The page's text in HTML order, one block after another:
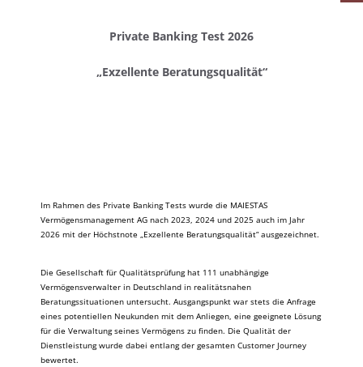
Private Banking Test 2026
„Exzellente Beratungsqualität“
Im Rahmen des Private Banking Tests wurde die MAIESTAS
Vermögensmanagement AG nach 2023, 2024 und 2025 auch im Jahr
2026 mit der Höchstnote „Exzellente Beratungsqualität“ ausgezeichnet.
Die Gesellschaft für Qualitätsprüfung hat 111 unabhängige
Vermögensverwalter in Deutschland in realitätsnahen
Beratungssituationen untersucht. Ausgangspunkt war stets die Anfrage
eines potentiellen Neukunden mit dem Anliegen, eine geeignete Lösung
für die Verwaltung seines Vermögens zu finden. Die Qualität der
Dienstleistung wurde dabei entlang der gesamten Customer Journey
bewertet.